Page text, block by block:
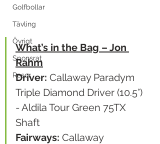
Golfbollar
Tävling
Övrigt
Sponsrat
Resor
What’s in the Bag – Jon
Rahm
Driver: Callaway Paradym
Triple Diamond Driver (10.5°)
- Aldila Tour Green 75TX
Shaft
Fairways: Callaway